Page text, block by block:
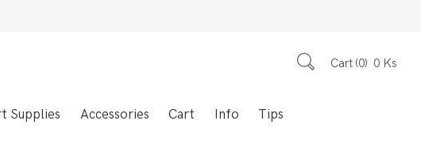
Cart 0 0 Ks
Supplies Accessories Cart Info Tips